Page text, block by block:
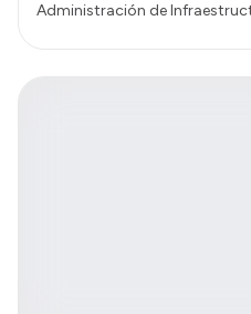
Administración de